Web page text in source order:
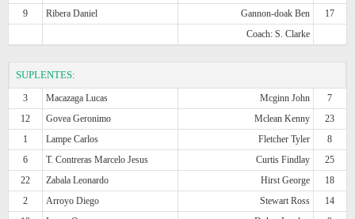
9
Ribera Daniel Gannon-doak Ben
17
Coach: S. Clarke
SUPLENTES:
3 Macazaga Lucas Mcginn John
7
12
Govea Geronimo Mclean Kenny
23
1
Lampe Carlos Fletcher Tyler
8
6
T. Contreras Marcelo Jesus Curtis Findlay
25
22
Zabala Leonardo Hirst George
18
2
Arroyo Diego Stewart Ross
14